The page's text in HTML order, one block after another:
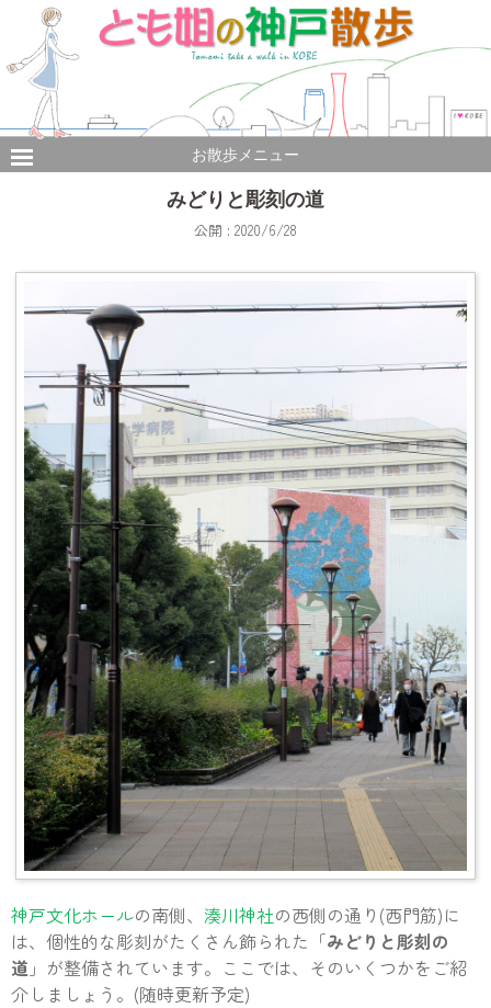
お散歩メニュー
みどりと彫刻の道
公開 : 2020/6/28
神戸文化ホールの南側、 湊川神社の西側の通り(西門筋)に
は、個性的な彫刻がたくさん飾られた「みどりと彫刻の
道 」が整備されています。ここでは、そのいくつかをご紹
介しましょう。(随時更新予定)